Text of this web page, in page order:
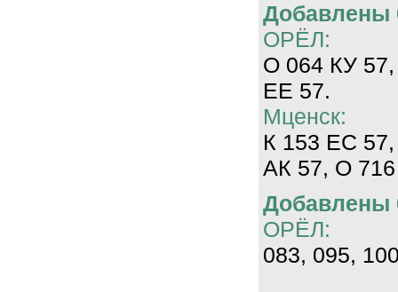
Добавлены
ОРЁЛ:
О 064 КУ
ЕЕ 57.
Мценск:
К 153 ЕС
АК 57, О
Добавлены
ОРЁЛ:
083, 095,